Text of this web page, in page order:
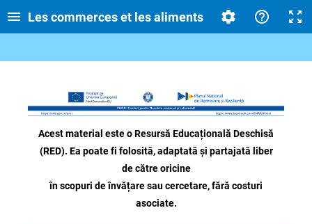
Les commerces et les aliments
Acest material este o Resursă Educațională Deschisă
(RED). Ea poate fi folosită, adaptată și partajată liber
de către oricine
în scopuri de învățare sau cercetare, fără costuri
asociate.